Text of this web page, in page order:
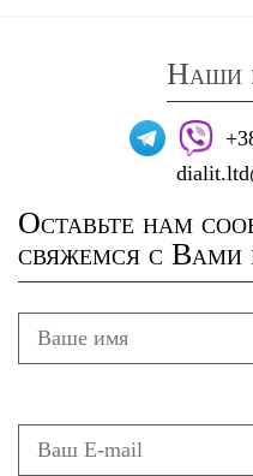
Наши
Оставьте нам
свяжемся с Вами